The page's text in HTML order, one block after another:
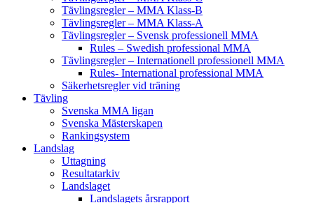
Tävlingsregler – MMA Klass-B
Tävlingsregler – MMA Klass-A
Tävlingsregler – Svensk professionell MMA
Rules – Swedish professional MMA
Tävlingsregler – Internationell professionell MMA
Rules- International professional MMA
Säkerhetsregler vid träning
Tävling
Svenska MMA ligan
Svenska Mästerskapen
Rankingsystem
Landslag
Uttagning
Resultatarkiv
Landslaget
Landslagets årsrapport